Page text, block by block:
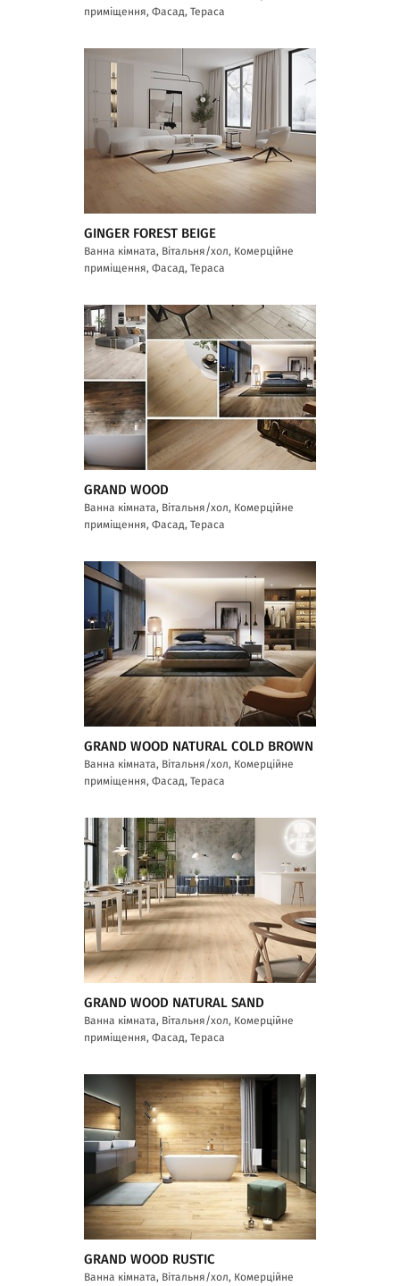
приміщення, Фасад, Тераса
GINGER FOREST BEIGE
Ванна кімната, Вітальня/хол, Комерційне
приміщення, Фасад, Тераса
GRAND WOOD
Ванна кімната, Вітальня/хол, Комерційне
приміщення, Фасад, Тераса
GRAND WOOD NATURAL COLD BROWN
Ванна кімната, Вітальня/хол, Комерційне
приміщення, Фасад, Тераса
GRAND WOOD NATURAL SAND
Ванна кімната, Вітальня/хол, Комерційне
приміщення, Фасад, Тераса
GRAND WOOD RUSTIC
Ванна кімната, Вітальня/хол, Комерційне